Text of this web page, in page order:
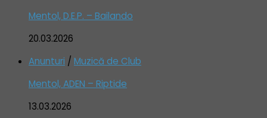
Mentol, D.E.P. – Bailando
20.03.2026
Anunturi / Muzică de Club
Mentol, ADEN – Riptide
13.03.2026